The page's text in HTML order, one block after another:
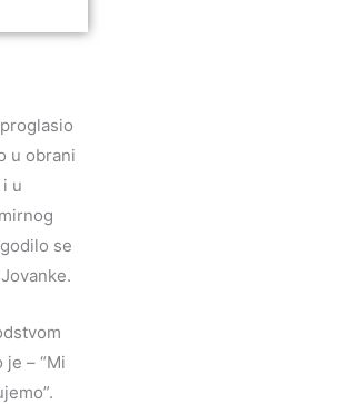
u obrani
u
se
– “Mi